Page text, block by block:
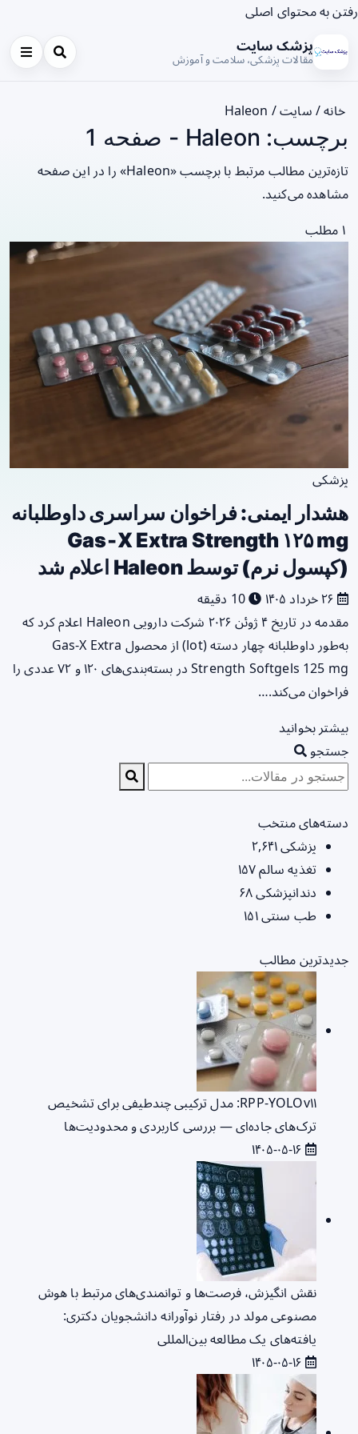
رفتن به محتوای اصلی
پزشک سایت
مقالات پزشکی، سلامت و آموزش
خانه/ سایت/
Haleon
برچسب: Haleon - صفحه 1
تازه‌ترین مطالب مرتبط با برچسب «Haleon» را در این صفحه
مشاهده می‌کنید.
۱ مطلب
پزشکی
هشدار ایمنی: فراخوان سراسری داوطلبانه
Gas‑X Extra Strength ۱۲۵ mg
(کپسول نرم) توسط Haleon اعلام شد
10 دقیقه
مقدمه در تاریخ ۴ ژوئن ۲۰۲۶ شرکت دارویی Haleon اعلام کرد که
به‌طور داوطلبانه چهار دسته (lot) از محصول Gas‑X Extra
Strength Softgels 125 mg در بسته‌بندی‌های ۱۲۰ و ۷۲ عددی را
فراخوان می‌کند.…
بیشتر بخوانید
جستجو
دسته‌های منتخب
پزشکی۲,۶۴۱
تغذیه سالم۱۵۷
دندانپزشکی۶۸
طب سنتی۱۵۱
جدیدترین مطالب
RPP‑YOLOv۱۱: مدل ترکیبی چندطیفی برای تشخیص
ترک‌های جاده‌ای — بررسی کاربردی و محدودیت‌ها
نقش انگیزش، فرصت‌ها و توانمندی‌های مرتبط با هوش
مصنوعی مولد در رفتار نوآورانه دانشجویان دکتری:
یافته‌های یک مطالعه بین‌المللی